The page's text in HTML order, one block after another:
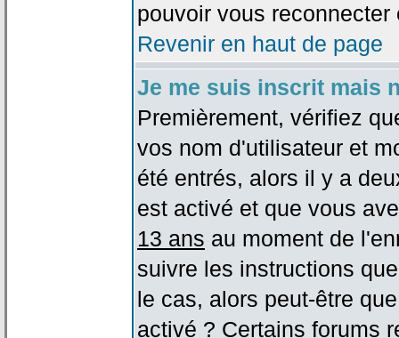
pouvoir vous
Revenir en haut de page
Je me suis inscrit mais
Premièrement, vérifiez
vos nom d'utilisateur et
été entrés, alors il y a
est activé et que vous
13 ans au moment de
suivre les instructions
le cas, alors peut-être
activé ? Certains forums